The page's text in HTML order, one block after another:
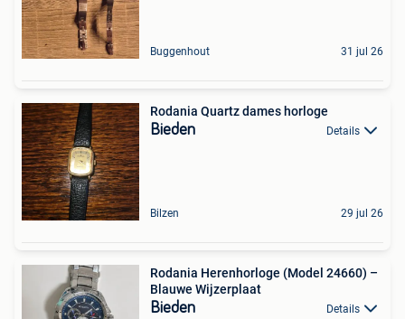
Buggenhout 31 jul 26
Rodania Quartz dames horloge
Bieden Details
Bilzen 29 jul 26
Rodania Herenhorloge (Model 24660) –
Blauwe Wijzerplaat
Bieden Details